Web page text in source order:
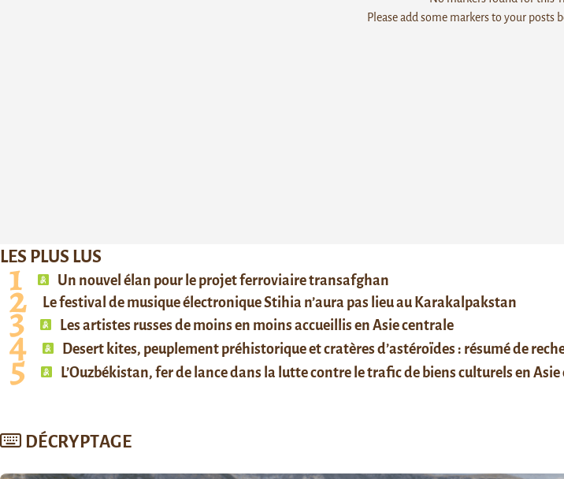
Please add some markers to your posts
LES PLUS LUS
Un nouvel élan pour le projet ferroviaire transafghan
Le festival de musique électronique Stihia n’aura pas lieu au Karakalpakstan
Les artistes russes de moins en moins accueillis en Asie centrale
Desert kites, peuplement préhistorique et cratères d’astéroïdes : résumé de
L’Ouzbékistan, fer de lance dans la lutte contre le trafic de biens culturels en
DÉCRYPTAGE